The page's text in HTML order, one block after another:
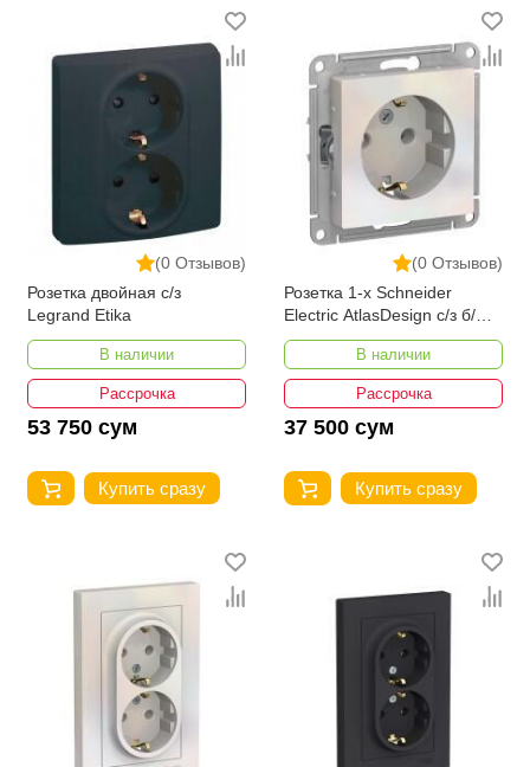
(0 Отзывов)
Розетка двойная с/з
Legrand Etika
В наличии
Рассрочка
53 750 сум
Купить сразу
(0 Отзывов)
Розетка 1-х Schneider
Electric AtlasDesign с/з б/ш
жемчуг ATN000443
В наличии
Рассрочка
37 500 сум
Купить сразу